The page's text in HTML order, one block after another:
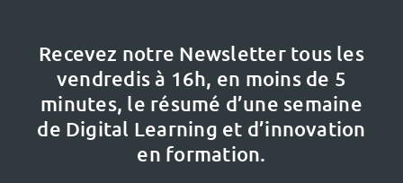
Recevez notre Newsletter tous les
vendredis à 16h, en moins de 5
minutes, le résumé d’une semaine
de Digital Learning et d’innovation
en formation.